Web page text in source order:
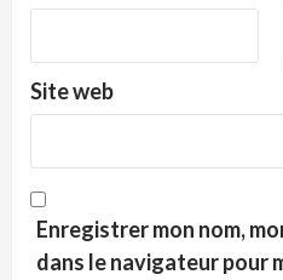
Site web
Enregistrer mon nom,
dans le navigateur pour